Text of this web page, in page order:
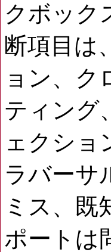
クボック
断項目は
ョン、ク
ティング
ェクショ
ラバーサ
ミス、既
ポートは